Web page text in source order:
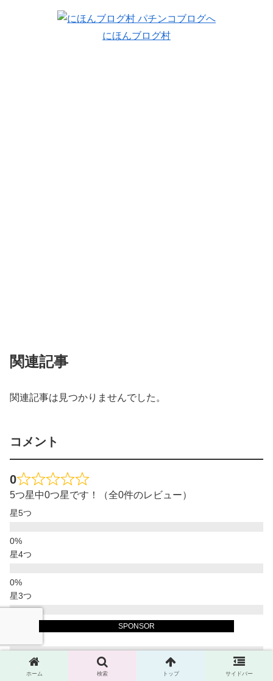
SPONSOR
にほんブログ村
関連記事
関連記事は見つかりませんでした。
コメント
0
5つ星中0つ星です！（全0件のレビュー）
星5つ
星4つ
星3つ
星1つ
ホーム 検索 トップ サイドバー